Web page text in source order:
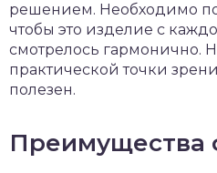
решением. Необходимо
чтобы это изделие с
смотрелось гармонично.
практической точки
полезен.
Преимущества